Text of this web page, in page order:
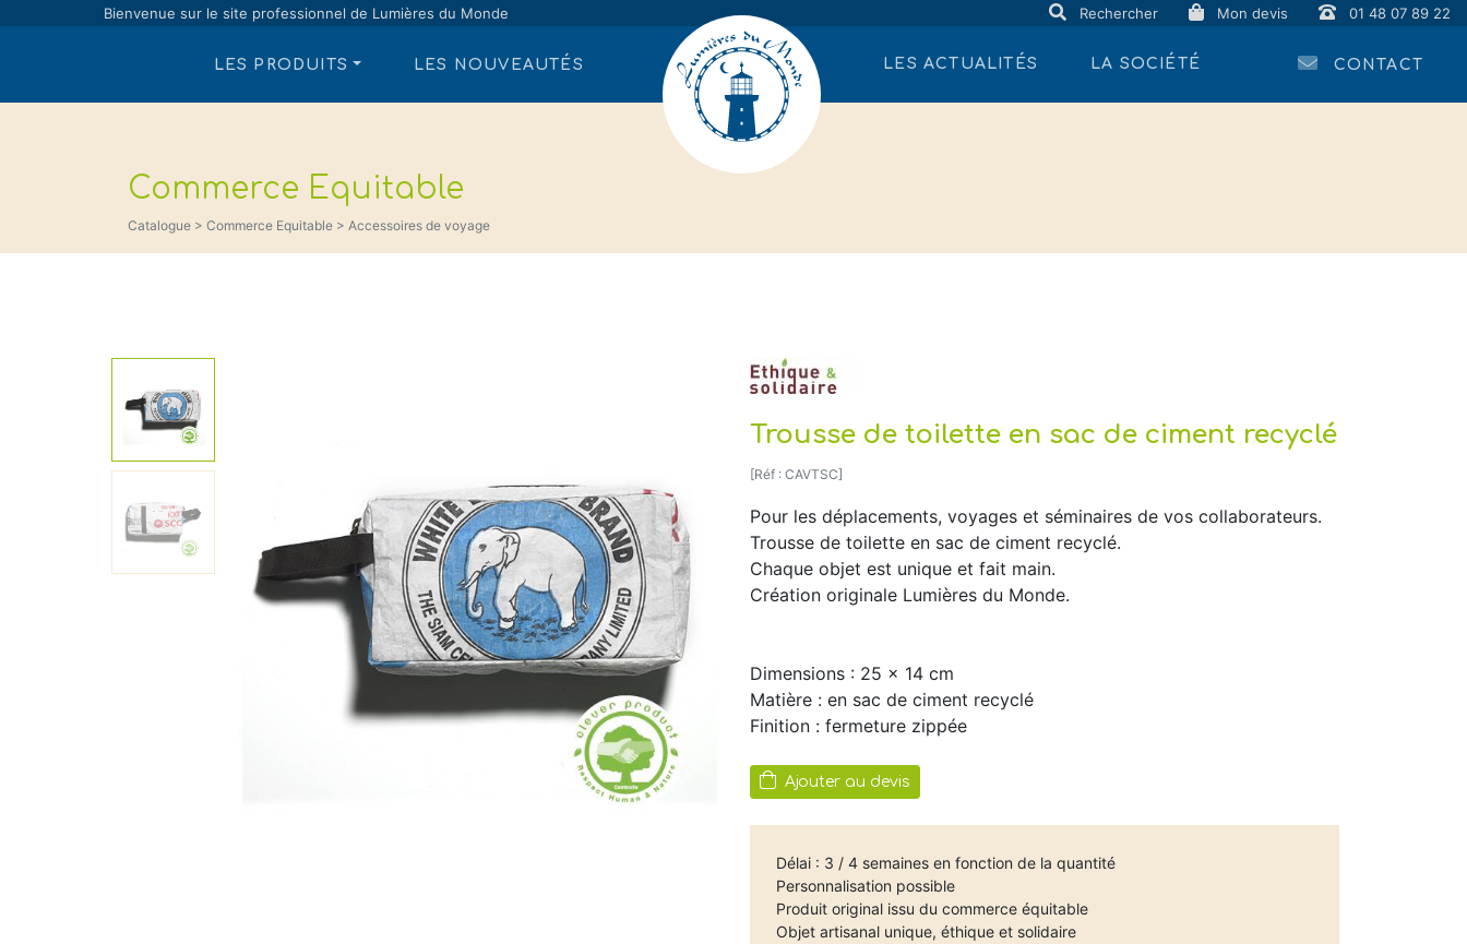
Bienvenue sur le site professionnel de Lumières du Monde Rechercher Mon devis 01 48 07 89 22
LES PRODUITS LES NOUVEAUTÉS LES ACTUALITÉS LA SOCIÉTÉ CONTACT
Commerce Equitable
Catalogue > Commerce Equitable > Accessoires de voyage
Trousse de toilette en sac de ciment recyclé
[Réf : CAVTSC]
Pour les déplacements, voyages et séminaires de vos collaborateurs.
Trousse de toilette en sac de ciment recyclé.
Chaque objet est unique et fait main.
Création originale Lumières du Monde.
Dimensions : 25 x 14 cm
Matière : en sac de ciment recyclé
Finition : fermeture zippée
Ajouter au devis
Délai : 3 / 4 semaines en fonction de la quantité
Personnalisation possible
Produit original issu du commerce équitable
Objet artisanal unique, éthique et solidaire